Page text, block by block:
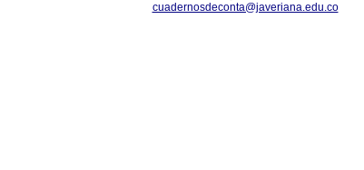
cuadernosdeconta@javeriana.edu.co